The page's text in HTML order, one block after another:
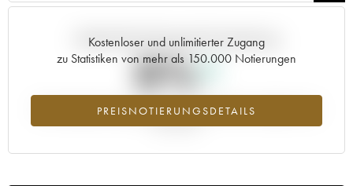
Kostenloser und unlimitierter Zugang
zu Statistiken von mehr als 150.000 Notierungen
PREISNOTIERUNGSDETAILS
Aktuelle Entwicklung der Preisnotierung
0%
Preisanstiegs des Jahrgangs 2007 im Jahr 2026 im Vergleich zum